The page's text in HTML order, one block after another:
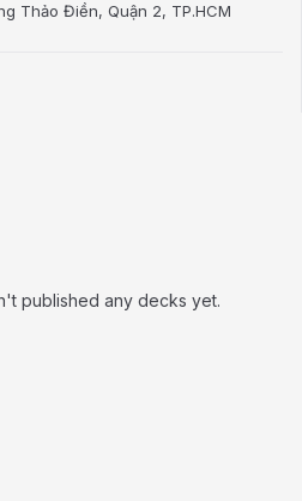
Thảo Điền, Quận 2, TP.HCM
published any decks yet.